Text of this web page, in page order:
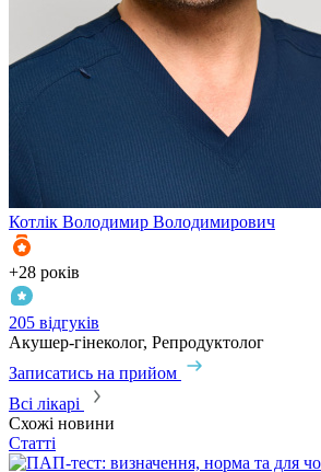
Котлік Володимир Володимирович
+28 років
205 відгуків
Акушер-гінеколог, Репродуктолог
Записатись на прийом
Всі лікарі
Схожі новини
Статті